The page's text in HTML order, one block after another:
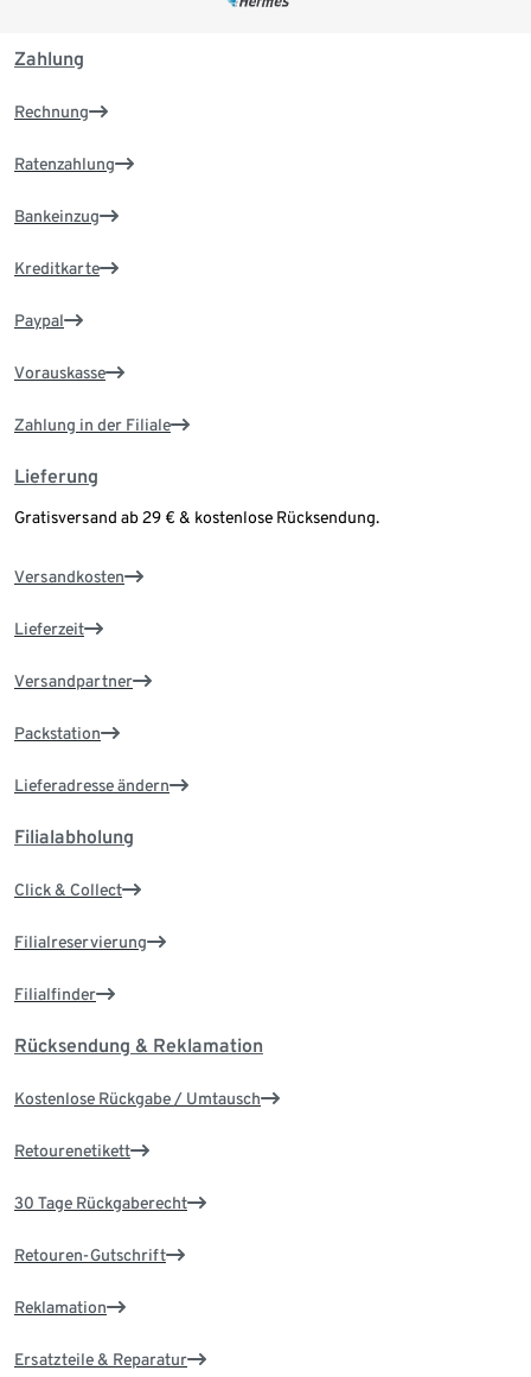
Zahlung
Rechnung
Ratenzahlung
Bankeinzug
Kreditkarte
Paypal
Vorauskasse
Zahlung in der Filiale
Lieferung
Gratisversand ab 29 € & kostenlose Rücksendung.
Versandkosten
Lieferzeit
Versandpartner
Packstation
Lieferadresse ändern
Filialabholung
Click & Collect
Filialreservierung
Filialfinder
Rücksendung & Reklamation
Kostenlose Rückgabe / Umtausch
Retourenetikett
30 Tage Rückgaberecht
Retouren-Gutschrift
Reklamation
Ersatzteile & Reparatur